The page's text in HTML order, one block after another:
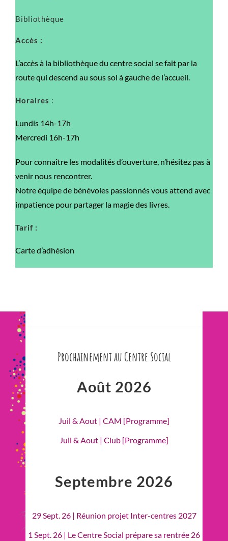
Bibliothèque
Accès :
L’accès à la bibliothèque du centre social se fait par la
route qui descend au sous sol à gauche de l’accueil.
Horaires :
Lundis 14h-17h
Mercredi 16h-17h
Pour connaître les modalités d’ouverture, n’hésitez pas à
venir nous rencontrer.
Notre équipe de bénévoles passionnés vous attend avec
impatience pour partager la magie des livres.
Tarif :
Carte d’adhésion
Prochainement au Centre Social
Août 2026
Juil & Aout | CAM [Programme]
Juil & Aout | Club [Programme]
Septembre 2026
29 Sept. 26 | Réunion projet Inter-centres 2027
1 Sept. 26 | Le Centre Social prépare sa rentrée 26